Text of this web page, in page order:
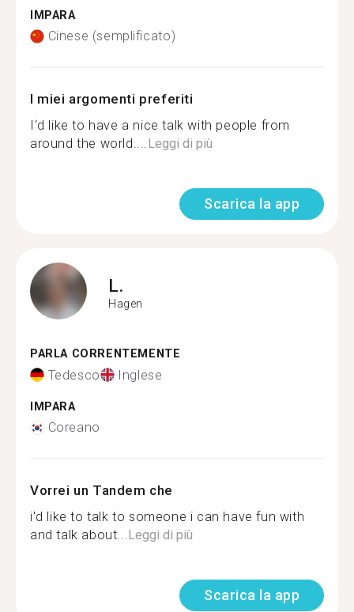
IMPARA
Cinese (semplificato)
I miei argomenti preferiti
I‘d like to have a nice talk with people from
around the world....Leggi di più
Scarica la app
L.
Hagen
PARLA CORRENTEMENTE
Tedesco Inglese
IMPARA
Coreano
Vorrei un Tandem che
i'd like to talk to someone i can have fun with
and talk about...Leggi di più
Scarica la app